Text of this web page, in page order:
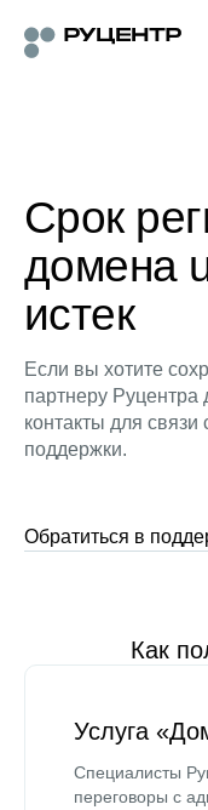
Срок
домена
истек
Если вы хотите
партнеру Руцентра
контакты для
поддержки.
Обратиться в
Как
Услуга
Специалисты
переговоры с